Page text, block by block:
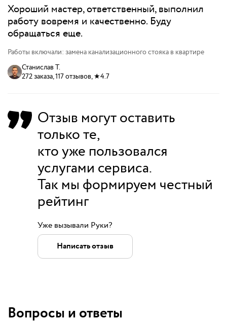
Хороший мастер, ответственный, выполнил
работу вовремя и качественно. Буду
обращаться еще.
Работы включали: замена канализационного стояка в квартире
Станислав Т.
272 заказа, 117 отзывов, ★4.7
Отзыв могут оставить
только те,
кто уже пользовался
услугами сервиса.
Так мы формируем честный
рейтинг
Уже вызывали Руки?
Написать отзыв
Вопросы и ответы